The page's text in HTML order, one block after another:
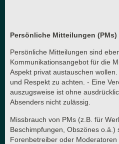
Persönliche Mitteilungen (PMs)
Persönliche Mitteilungen sind
Kommunikationsangebot für die
Aspekt privat austauschen
und Respekt zu achten. - Eine
auszugsweise ist ohne
Absenders nicht zulässig.
Missbrauch von PMs (z.B. für
Beschimpfungen, Obszönes o.ä.)
Forenbetreiber oder